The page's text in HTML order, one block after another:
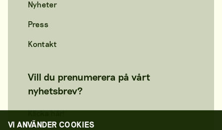
Nyheter
Press
Kontakt
Vill du prenumerera på vårt
nyhetsbrev?
Klicka här!
VI ANVÄNDER COOKIES